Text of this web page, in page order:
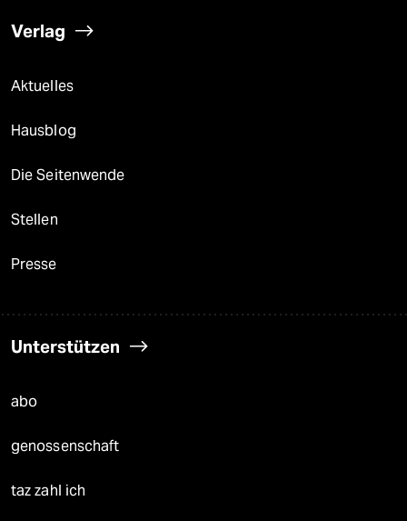
Verlag
Aktuelles
Hausblog
Die Seitenwende
Stellen
Presse
Unterstützen
abo
genossenschaft
taz zahl ich